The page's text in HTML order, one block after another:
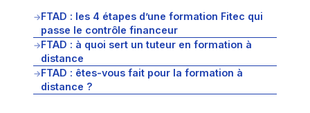
→FTAD : les 4 étapes d’une formation Fitec qui
passe le contrôle financeur
→FTAD : à quoi sert un tuteur en formation à
distance
→FTAD : êtes-vous fait pour la formation à
distance ?